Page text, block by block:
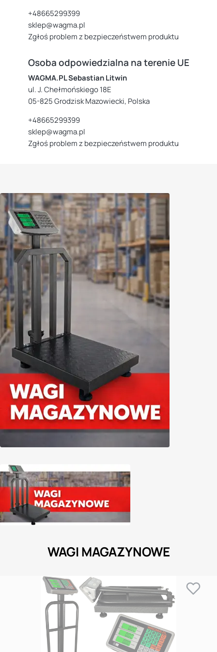
+48665299399
sklep@wagma.pl
Zgłoś problem z bezpieczeństwem produktu
Osoba odpowiedzialna na terenie UE
WAGMA.PL Sebastian Litwin
ul. J. Chełmońskiego 18E
05-825 Grodzisk Mazowiecki, Polska
+48665299399
sklep@wagma.pl
Zgłoś problem z bezpieczeństwem produktu
WAGI MAGAZYNOWE